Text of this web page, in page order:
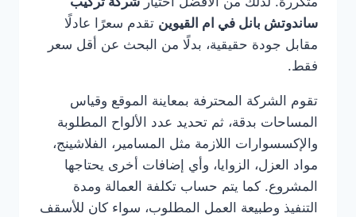
ساندوتش بانل في ام القيوين تقدم سعرًا عادلًا
مقابل جودة حقيقية، بدلًا من البحث عن أقل سعر
فقط.
تقوم الشركة المحترفة بمعاينة الموقع وقياس
المساحات بدقة، ثم تحديد عدد الألواح المطلوبة
والإكسسوارات اللازمة مثل المسامير، الفلاشينج،
مواد العزل، الزوايا، وأي إضافات أخرى يحتاجها
المشروع. كما يتم حساب تكلفة العمالة ومدة
التنفيذ وطبيعة العمل المطلوب، سواء كان للأسقف